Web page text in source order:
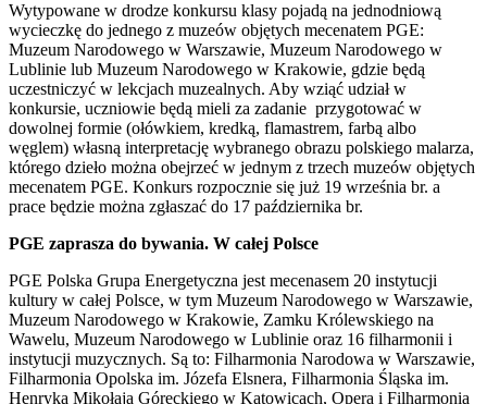
Wytypowane w drodze konkursu klasy pojadą na jednodniową
wycieczkę do jednego z muzeów objętych mecenatem PGE:
Muzeum Narodowego w Warszawie, Muzeum Narodowego w
Lublinie lub Muzeum Narodowego w Krakowie, gdzie będą
uczestniczyć w lekcjach muzealnych. Aby wziąć udział w
konkursie, uczniowie będą mieli za zadanie przygotować w
dowolnej formie (ołówkiem, kredką, flamastrem, farbą albo
węglem) własną interpretację wybranego obrazu polskiego malarza,
którego dzieło można obejrzeć w jednym z trzech muzeów objętych
mecenatem PGE. Konkurs rozpocznie się już 19 września br. a
prace będzie można zgłaszać do 17 października br.
PGE zaprasza do bywania. W całej Polsce
PGE Polska Grupa Energetyczna jest mecenasem 20 instytucji
kultury w całej Polsce, w tym Muzeum Narodowego w Warszawie,
Muzeum Narodowego w Krakowie, Zamku Królewskiego na
Wawelu, Muzeum Narodowego w Lublinie oraz 16 filharmonii i
instytucji muzycznych. Są to: Filharmonia Narodowa w Warszawie,
Filharmonia Opolska im. Józefa Elsnera, Filharmonia Śląska im.
Henryka Mikołaja Góreckiego w Katowicach, Opera i Filharmonia